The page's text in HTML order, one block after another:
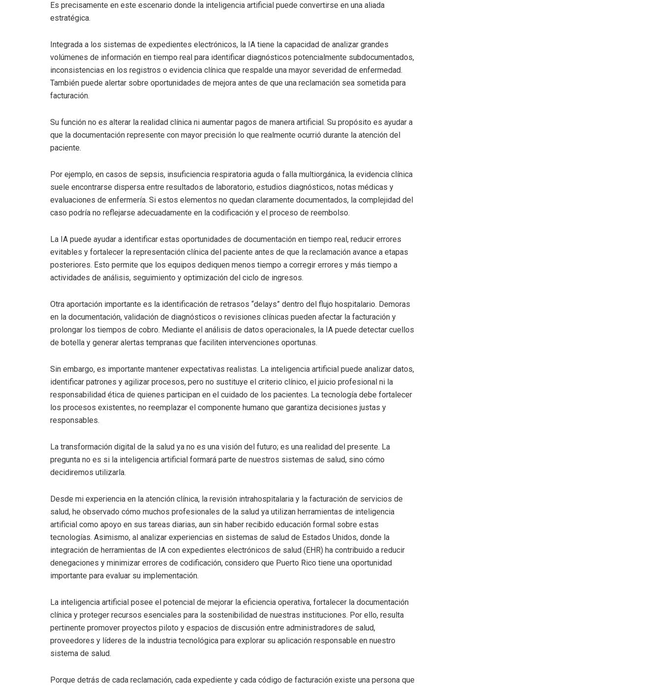
Es precisamente en este escenario donde la inteligencia artificial puede convertirse en una aliada
estratégica.
Integrada a los sistemas de expedientes electrónicos, la IA tiene la capacidad de analizar grandes
volúmenes de información en tiempo real para identificar diagnósticos potencialmente subdocumentados,
inconsistencias en los registros o evidencia clínica que respalde una mayor severidad de enfermedad.
También puede alertar sobre oportunidades de mejora antes de que una reclamación sea sometida para
facturación.
Su función no es alterar la realidad clínica ni aumentar pagos de manera artificial. Su propósito es ayudar a
que la documentación represente con mayor precisión lo que realmente ocurrió durante la atención del
paciente.
Por ejemplo, en casos de sepsis, insuficiencia respiratoria aguda o falla multiorgánica, la evidencia clínica
suele encontrarse dispersa entre resultados de laboratorio, estudios diagnósticos, notas médicas y
evaluaciones de enfermería. Si estos elementos no quedan claramente documentados, la complejidad del
caso podría no reflejarse adecuadamente en la codificación y el proceso de reembolso.
La IA puede ayudar a identificar estas oportunidades de documentación en tiempo real, reducir errores
evitables y fortalecer la representación clínica del paciente antes de que la reclamación avance a etapas
posteriores. Esto permite que los equipos dediquen menos tiempo a corregir errores y más tiempo a
actividades de análisis, seguimiento y optimización del ciclo de ingresos.
Otra aportación importante es la identificación de retrasos “delays” dentro del flujo hospitalario. Demoras
en la documentación, validación de diagnósticos o revisiones clínicas pueden afectar la facturación y
prolongar los tiempos de cobro. Mediante el análisis de datos operacionales, la IA puede detectar cuellos
de botella y generar alertas tempranas que faciliten intervenciones oportunas.
Sin embargo, es importante mantener expectativas realistas. La inteligencia artificial puede analizar datos,
identificar patrones y agilizar procesos, pero no sustituye el criterio clínico, el juicio profesional ni la
responsabilidad ética de quienes participan en el cuidado de los pacientes. La tecnología debe fortalecer
los procesos existentes, no reemplazar el componente humano que garantiza decisiones justas y
responsables.
La transformación digital de la salud ya no es una visión del futuro; es una realidad del presente. La
pregunta no es si la inteligencia artificial formará parte de nuestros sistemas de salud, sino cómo
decidiremos utilizarla.
Desde mi experiencia en la atención clínica, la revisión intrahospitalaria y la facturación de servicios de
salud, he observado cómo muchos profesionales de la salud ya utilizan herramientas de inteligencia
artificial como apoyo en sus tareas diarias, aun sin haber recibido educación formal sobre estas
tecnologías. Asimismo, al analizar experiencias en sistemas de salud de Estados Unidos, donde la
integración de herramientas de IA con expedientes electrónicos de salud (EHR) ha contribuido a reducir
denegaciones y minimizar errores de codificación, considero que Puerto Rico tiene una oportunidad
importante para evaluar su implementación.
La inteligencia artificial posee el potencial de mejorar la eficiencia operativa, fortalecer la documentación
clínica y proteger recursos esenciales para la sostenibilidad de nuestras instituciones. Por ello, resulta
pertinente promover proyectos piloto y espacios de discusión entre administradores de salud,
proveedores y líderes de la industria tecnológica para explorar su aplicación responsable en nuestro
sistema de salud.
Porque detrás de cada reclamación, cada expediente y cada código de facturación existe una persona que